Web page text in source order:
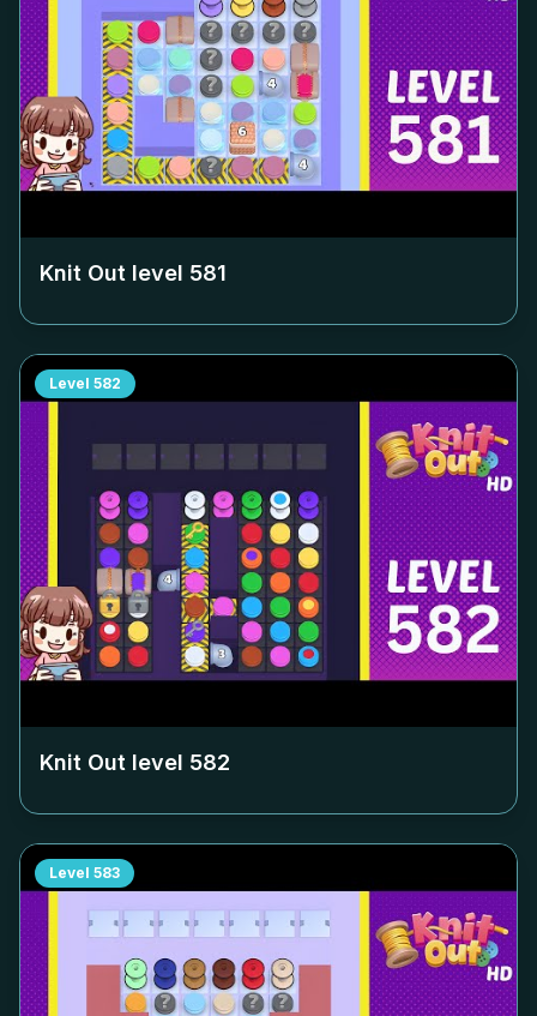
Knit Out level 581
Level 582
Knit Out level 582
Level 583